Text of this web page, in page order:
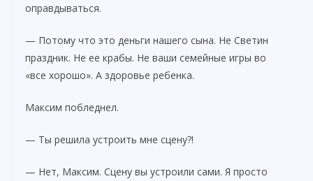
оправдываться.
— Потому что это деньги нашего сына. Не Светин
праздник. Не ее крабы. Не ваши семейные игры во
«все хорошо». А здоровье ребенка.
Максим побледнел.
— Ты решила устроить мне сцену?!
— Нет, Максим. Сцену вы устроили сами. Я просто